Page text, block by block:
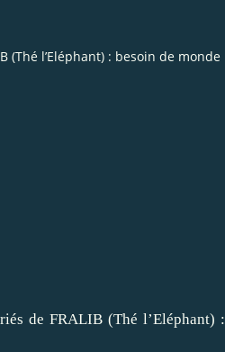
(Thé l’Eléphant) : besoin de monde
de FRALIB (Thé l’Eléphant) :